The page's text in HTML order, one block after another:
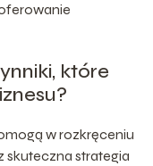
które
w rozkręceniu
skuteczna strategia